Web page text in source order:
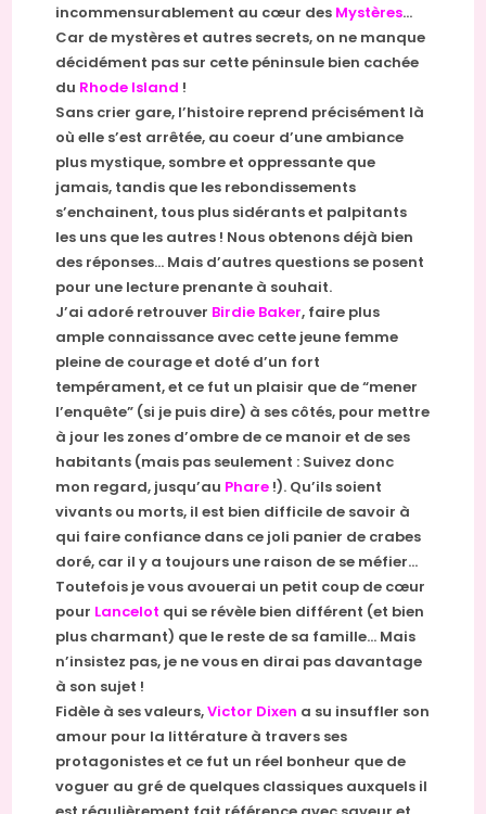
incommensurablement au cœur des Mystères…
Car de mystères et autres secrets, on ne manque
décidément pas sur cette péninsule bien cachée
du Rhode Island !
Sans crier gare, l’histoire reprend précisément là
où elle s’est arrêtée, au coeur d’une ambiance
plus mystique, sombre et oppressante que
jamais, tandis que les rebondissements
s’enchainent, tous plus sidérants et palpitants
les uns que les autres ! Nous obtenons déjà bien
des réponses… Mais d’autres questions se posent
pour une lecture prenante à souhait.
J’ai adoré retrouver Birdie Baker, faire plus
ample connaissance avec cette jeune femme
pleine de courage et doté d’un fort
tempérament, et ce fut un plaisir que de “mener
l’enquête” (si je puis dire) à ses côtés, pour mettre
à jour les zones d’ombre de ce manoir et de ses
habitants (mais pas seulement : Suivez donc
mon regard, jusqu’au Phare !). Qu’ils soient
vivants ou morts, il est bien difficile de savoir à
qui faire confiance dans ce joli panier de crabes
doré, car il y a toujours une raison de se méfier…
Toutefois je vous avouerai un petit coup de cœur
pour Lancelot qui se révèle bien différent (et bien
plus charmant) que le reste de sa famille… Mais
n’insistez pas, je ne vous en dirai pas davantage
à son sujet !
Fidèle à ses valeurs,Victor Dixen a su insuffler son
amour pour la littérature à travers ses
protagonistes et ce fut un réel bonheur que de
voguer au gré de quelques classiques auxquels il